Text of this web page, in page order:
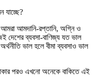
যাচ্ছে?
আমরা আমদানি-রপ্তানি, অগ্নি ও
দেশের ব্যবসা-বাণিজ্য যত ভাল
ভাল হলে বীমা ব্যবসাও ভাল
থাকার পরও এখনো অনেকে বাকিতে এই